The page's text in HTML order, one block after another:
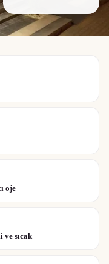
oje
ve sıcak